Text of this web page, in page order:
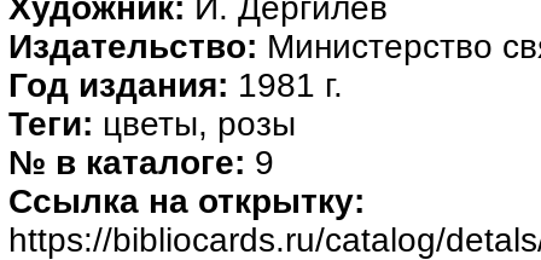
Художник: И. Дергилев
Издательство: Министерство
Год издания: 1981 г.
Теги: цветы, розы
№ в каталоге: 9
Ссылка на открытку:
https://bibliocards.ru/catalog/